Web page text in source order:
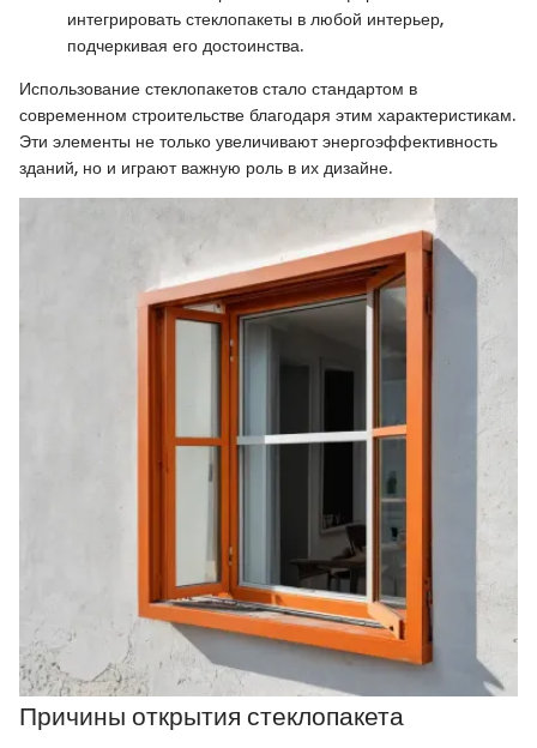
интегрировать стеклопакеты в любой интерьер,
подчеркивая его достоинства.
Использование стеклопакетов стало стандартом в
современном строительстве благодаря этим характеристикам.
Эти элементы не только увеличивают энергоэффективность
зданий, но и играют важную роль в их дизайне.
Причины открытия стеклопакета